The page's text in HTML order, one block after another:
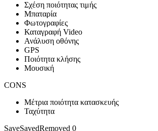
Σχέση ποιότητας τιμής
Μπαταρία
Φωτογραφίες
Καταγραφή Video
Ανάλυση οθόνης
GPS
Ποιότητα κλήσης
Μουσική
CONS
Μέτρια ποιότητα κατασκευής
Ταχύτητα
SaveSavedRemoved 0